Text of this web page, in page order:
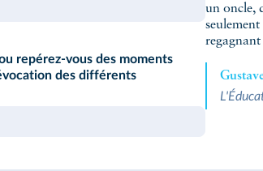
repérez-vous des moments
des différents
un oncle,